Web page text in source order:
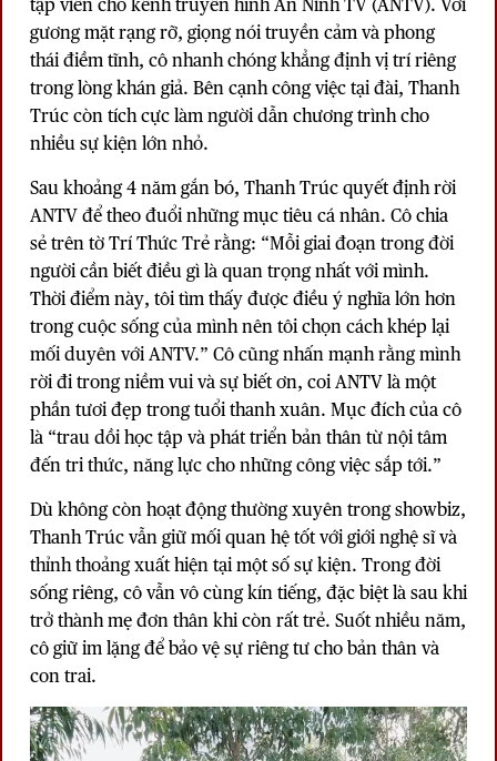
gương mặt rạng rỡ, giọng nói truyền cảm và phong
thái điềm tĩnh, cô nhanh chóng khẳng định vị trí riêng
trong lòng khán giả. Bên cạnh công việc tại đài, Thanh
Trúc còn tích cực làm người dẫn chương trình cho
nhiều sự kiện lớn nhỏ.
Sau khoảng 4 năm gắn bó, Thanh Trúc quyết định rời
ANTV để theo đuổi những mục tiêu cá nhân. Cô chia
sẻ trên tờ Trí Thức Trẻ rằng: “Mỗi giai đoạn trong đời
người cần biết điều gì là quan trọng nhất với mình.
Thời điểm này, tôi tìm thấy được điều ý nghĩa lớn hơn
trong cuộc sống của mình nên tôi chọn cách khép lại
mối duyên với ANTV.” Cô cũng nhấn mạnh rằng mình
rời đi trong niềm vui và sự biết ơn, coi ANTV là một
phần tươi đẹp trong tuổi thanh xuân. Mục đích của cô
là “trau dồi học tập và phát triển bản thân từ nội tâm
đến tri thức, năng lực cho những công việc sắp tới.”
Dù không còn hoạt động thường xuyên trong showbiz,
Thanh Trúc vẫn giữ mối quan hệ tốt với giới nghệ sĩ và
thỉnh thoảng xuất hiện tại một số sự kiện. Trong đời
sống riêng, cô vẫn vô cùng kín tiếng, đặc biệt là sau khi
trở thành mẹ đơn thân khi còn rất trẻ. Suốt nhiều năm,
cô giữ im lặng để bảo vệ sự riêng tư cho bản thân và
con trai.